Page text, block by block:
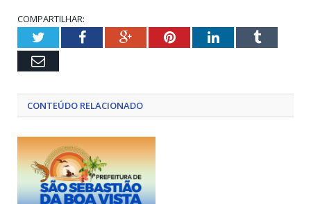
COMPARTILHAR:
TwitterFacebookGoogle+PinterestLinkedInTumblr
Email
CONTEÚDO RELACIONADO